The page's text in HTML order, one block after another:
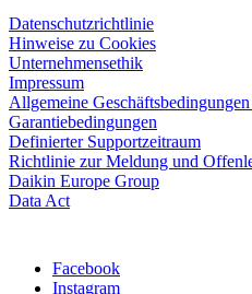
Datenschutzrichtlinie
Hinweise zu Cookies
Unternehmensethik
Impressum
Allgemeine
Garantiebedingungen
Definierter Supportzeitraum
Richtlinie zur Meldung und
Daikin Europe Group
Data Act
Facebook
Instagram